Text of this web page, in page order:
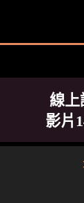
線上
影片